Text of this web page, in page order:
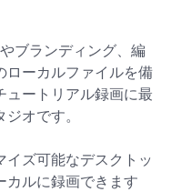
ブランディング、編
ローカルファイルを備
ュートリアル録画に最
オです。
イズ可能なデスクトッ
カルに録画できます